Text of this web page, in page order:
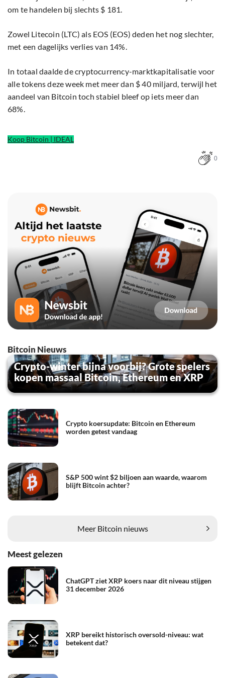
om te handelen bij slechts $ 181.
Zowel Litecoin (LTC) als EOS (EOS) deden het nog slechter,
met een dagelijks verlies van 14%.
In totaal daalde de cryptocurrency-marktkapitalisatie voor
alle tokens deze week met meer dan $ 40 miljard, terwijl het
aandeel van Bitcoin toch stabiel bleef op iets meer dan
68%.
Koop Bitcoin | IDEAL
0
Bitcoin Nieuws
Crypto-winter bijna voorbij? Grote spelers
kopen massaal Bitcoin, Ethereum en XRP
Crypto koersupdate: Bitcoin en Ethereum
worden getest vandaag
S&P 500 wint $2 biljoen aan waarde, waarom
blijft Bitcoin achter?
Meer Bitcoin nieuws
Meest gelezen
ChatGPT ziet XRP koers naar dit niveau stijgen
31 december 2026
XRP bereikt historisch oversold-niveau: wat
betekent dat?